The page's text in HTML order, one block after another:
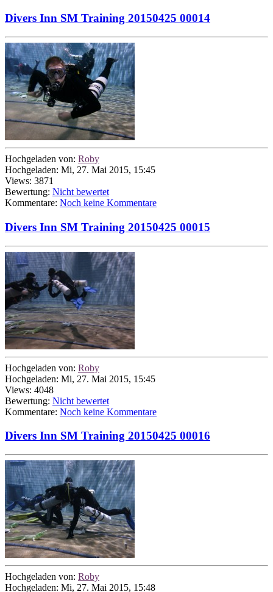
Divers Inn SM Training 20150425 00014
Hochgeladen von: Roby
Hochgeladen: Mi, 27. Mai 2015, 15:45
Views: 3871
Bewertung: Nicht bewertet
Kommentare: Noch keine Kommentare
Divers Inn SM Training 20150425 00015
Hochgeladen von: Roby
Hochgeladen: Mi, 27. Mai 2015, 15:45
Views: 4048
Bewertung: Nicht bewertet
Kommentare: Noch keine Kommentare
Divers Inn SM Training 20150425 00016
Hochgeladen von: Roby
Hochgeladen: Mi, 27. Mai 2015, 15:48